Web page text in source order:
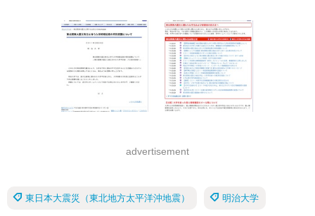
advertisement
東日本大震災（東北地方太平洋沖地震） 明治大学